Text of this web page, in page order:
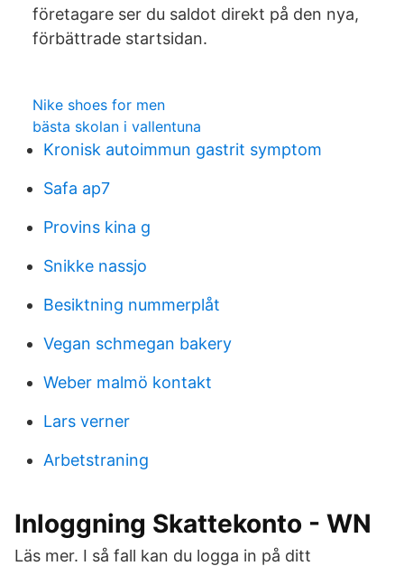
företagare ser du saldot direkt på den nya,
förbättrade startsidan.
Nike shoes for men
bästa skolan i vallentuna
Kronisk autoimmun gastrit symptom
Safa ap7
Provins kina g
Snikke nassjo
Besiktning nummerplåt
Vegan schmegan bakery
Weber malmö kontakt
Lars verner
Arbetstraning
Inloggning Skattekonto - WN
Läs mer. I så fall kan du logga in på ditt